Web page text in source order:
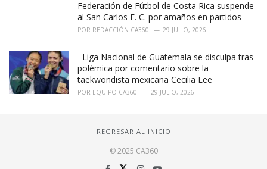
Federación de Fútbol de Costa Rica suspende
al San Carlos F. C. por amaños en partidos
POR REDACCIÓN CA360 29 JULIO, 2026
Liga Nacional de Guatemala se disculpa tras
polémica por comentario sobre la
taekwondista mexicana Cecilia Lee
POR EQUIPO CA360 29 JULIO, 2026
REGRESAR AL INICIO
© 2025 CA360